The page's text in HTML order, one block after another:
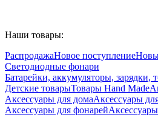
Наши товары:
РаспродажаНовое поступление
Светодиодные фонари
Батарейки, аккумуляторы, зарядки,
Детские товарыТовары Hand Made
Аксессуары для домаАксессуары
Аксессуары для фонарей